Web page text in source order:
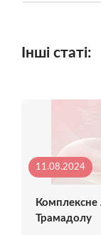
Інші статі:
11.08.2024
Комплексне
Трамадолу